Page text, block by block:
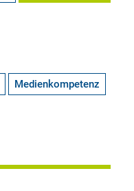
Medienkompetenz